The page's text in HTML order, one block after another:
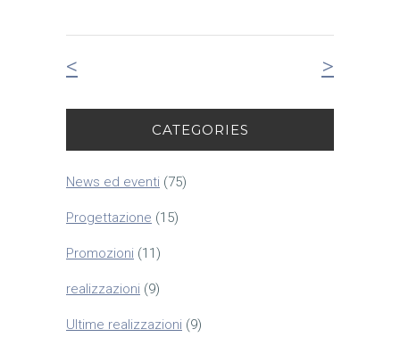
< >
CATEGORIES
News ed eventi (75)
Progettazione (15)
Promozioni (11)
realizzazioni (9)
Ultime realizzazioni (9)